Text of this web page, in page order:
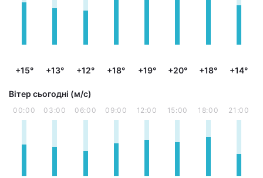
+15° +13° +12° +18° +19° +20° +18° +14°
Вітер сьогодні (м/с)
00:00 03:00 06:00 09:00 12:00 15:00 18:00 21:00